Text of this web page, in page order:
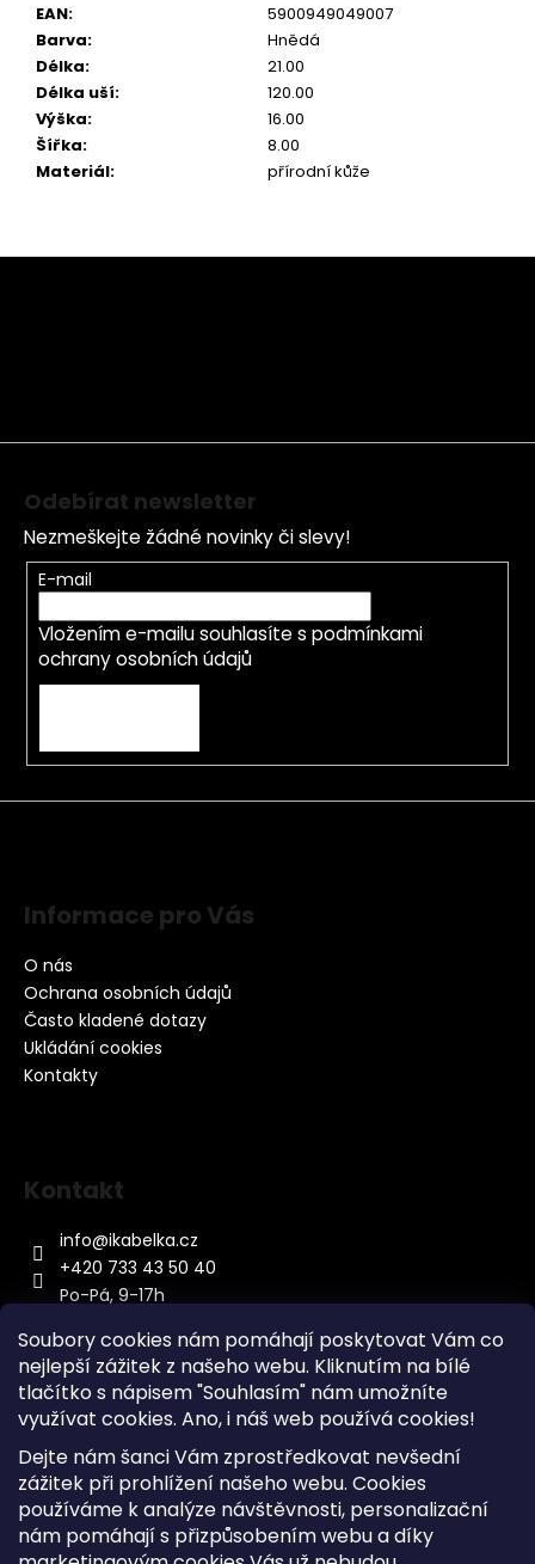
Soubory cookies nám pomáhají poskytovat Vám co
nejlepší zážitek z našeho webu. Kliknutím na bílé
tlačítko s nápisem "Souhlasím" nám umožníte
využívat cookies. Ano, i náš web používá cookies!
Dejte nám šanci Vám zprostředkovat nevšední
zážitek při prohlížení našeho webu. Cookies
používáme k analýze návštěvnosti, personalizační
nám pomáhají s přizpůsobením webu a díky
EAN:
5900949049007
Barva:
Hnědá
Délka:
21.00
Délka uší:
120.00
Výška:
16.00
Šířka:
8.00
Materiál: přírodní kůže
Z
Odebírat newsletter
Nezmeškejte žádné novinky či slevy!
E-mail
Vložením e-mailu souhlasíte s podmínkami
ochrany osobních údajů
Informace pro Vás
O nás
Ochrana osobních údajů
Často kladené dotazy
Ukládání cookies
Kontakty
Kontakt
info@ikabelka.cz
+420 733 43 50 40
Po-Pá, 9-17h
Kontakt
Sitemap
Doprava a Platba
Reklamace Zboží